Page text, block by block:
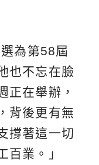
為第58屆
也不忘在臉
正在舉辦，
背後更有無
撐著這一切
百業。」